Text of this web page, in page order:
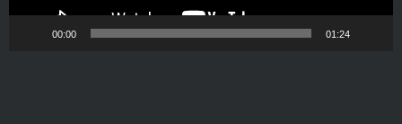
00:00 01:24